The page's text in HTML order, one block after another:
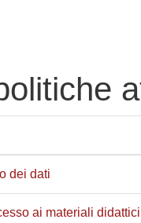
dei dati
ai materiali